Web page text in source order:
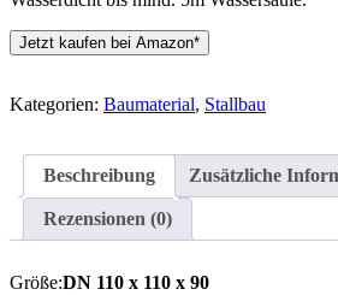
Jetzt kaufen bei Amazon*
Kategorien: Baumaterial, Stallbau
Beschreibung Zusätzliche
Rezensionen (0)
Größe:DN 110 x 110 x 90